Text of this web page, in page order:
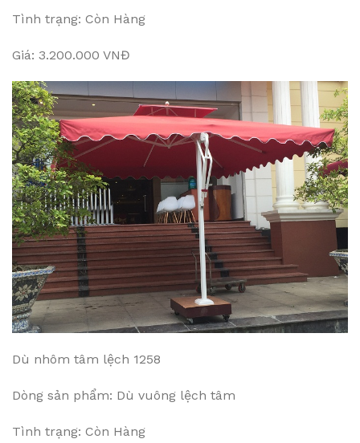
Tình trạng: Còn Hàng
Giá: 3.200.000 VNĐ
Dù nhôm tâm lệch 1258
Dòng sản phẩm: Dù vuông lệch tâm
Tình trạng: Còn Hàng